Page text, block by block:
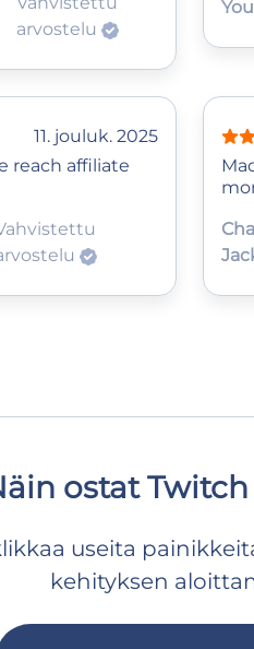
arvostelu
11. jouluk. 2025
reach affiliate
ostat
useita
kehityksen